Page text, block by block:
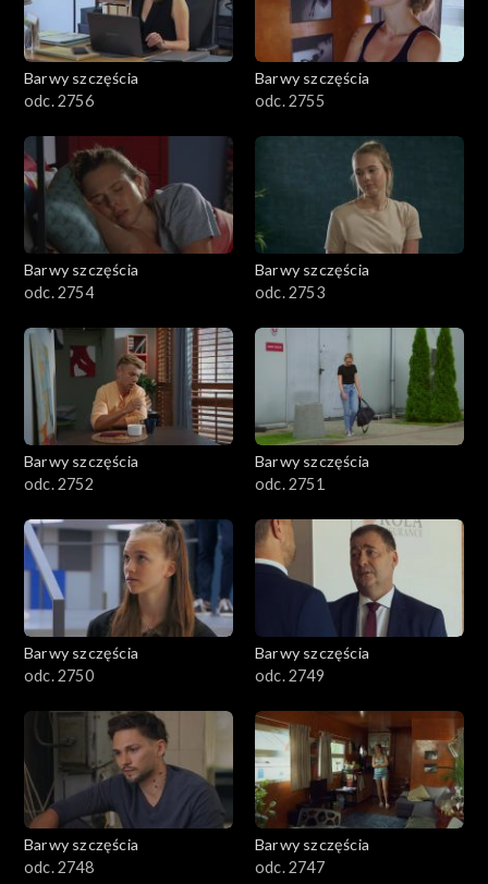
Barwy szczęścia
odc. 2756
Barwy szczęścia
odc. 2755
Barwy szczęścia
odc. 2754
Barwy szczęścia
odc. 2753
Barwy szczęścia
odc. 2752
Barwy szczęścia
odc. 2751
Barwy szczęścia
odc. 2750
Barwy szczęścia
odc. 2749
Barwy szczęścia
odc. 2748
Barwy szczęścia
odc. 2747